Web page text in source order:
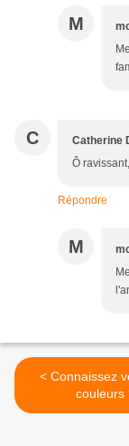
M
C Catherine
Ô
Répondre
M
< Connaissez vous vos
couleurs